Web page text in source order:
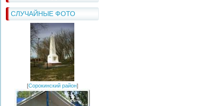
СЛУЧАЙНЫЕ ФОТО
[Сорокинский район]